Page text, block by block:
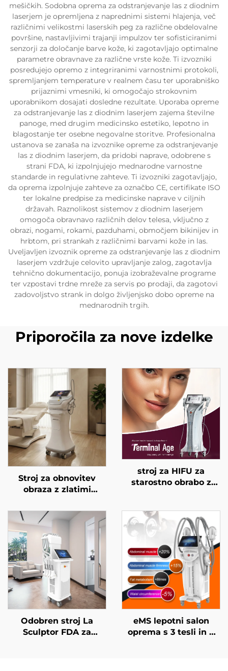
mešičkih. Sodobna oprema za odstranjevanje las z diodnim
laserjem je opremljena z naprednimi sistemi hlajenja, več
različnimi velikostmi laserskih peg za različne obdelovalne
površine, nastavljivimi trajanji impulzov ter sofisticiranimi
senzorji za določanje barve kože, ki zagotavljajo optimalne
parametre obravnave za različne vrste kože. Ti izvozniki
posredujejo opremo z integriranimi varnostnimi protokoli,
spremljanjem temperature v realnem času ter uporabniško
prijaznimi vmesniki, ki omogočajo strokovnim
uporabnikom dosajati dosledne rezultate. Uporaba opreme
za odstranjevanje las z diodnim laserjem zajema številne
panoge, med drugim medicinsko estetiko, lepotno in
blagostanje ter osebne negovalne storitve. Profesionalna
ustanova se zanaša na izvoznike opreme za odstranjevanje
las z diodnim laserjem, da pridobi naprave, odobrene s
strani FDA, ki izpolnjujejo mednarodne varnostne
standarde in regulativne zahteve. Ti izvozniki zagotavljajo,
da oprema izpolnjuje zahteve za označbo CE, certifikate ISO
ter lokalne predpise za medicinske naprave v ciljnih
državah. Raznolikost sistemov z diodnim laserjem
omogoča obravnavo različnih delov telesa, vključno z
obrazi, nogami, rokami, pazduhami, območjem bikinijev in
hrbtom, pri strankah z različnimi barvami kože in las.
Uveljavljen izvoznik opreme za odstranjevanje las z diodnim
laserjem vzdržuje celovito upravljanje zalog, zagotavlja
tehnično dokumentacijo, ponuja izobraževalne programe
ter vzpostavi trdne mreže za servis po prodaji, da zagotovi
zadovoljstvo strank in dolgo življenjsko dobo opreme na
mednarodnih trgih.
Priporočila za nove izdelke
Stroj za obnovitev
obraza z zlatimi
dvojnimi frekvencami
RF 1/2 MHz
stroj za HIFU za
starostno obrabo z
frekvencah,
dvigovanje obraza,
napenjanje kože in
modeliranje telesa
Odobren stroj La
Sculptor FDA za
eMS lepotni salon
oprema s 3 tesli in 4